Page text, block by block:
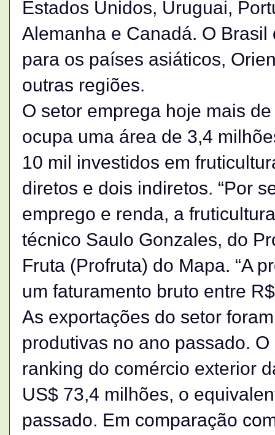
Estados Unidos, Uruguai,
Alemanha e Canadá. O
para os países asiáticos,
outras regiões.
O setor emprega hoje mais
ocupa uma área de 3,4
10 mil investidos em
diretos e dois indiretos. “Por
emprego e renda, a
técnico Saulo Gonzales, do
Fruta (Profruta) do Mapa. “A
um faturamento bruto entre
As exportações do setor
produtivas no ano passado.
ranking do comércio exterior
US$ 73,4 milhões, o
passado. Em comparação